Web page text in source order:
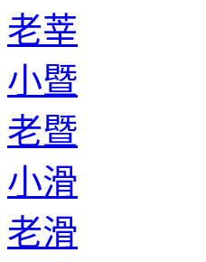
老莘
小暨
老暨
小滑
老滑